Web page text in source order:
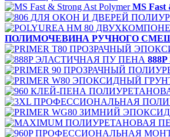
MS Fast
ПОЛИМОЧЕВИНА РУЧНОГО